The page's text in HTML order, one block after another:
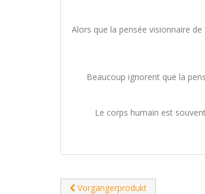
Alors que la pensée visionnaire
Beaucoup ignorent que la
Le corps humain est
Vorgängerprodukt